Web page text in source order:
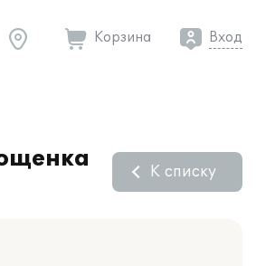
Корзина Вход
К списку